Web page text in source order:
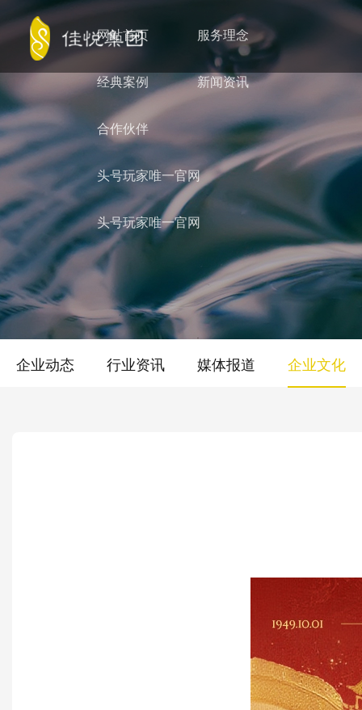
网站首页 服务理念
经典案例 新闻资讯
合作伙伴
头号玩家唯一官网
头号玩家唯一官网
企业动态 行业资讯 媒体报道 企业文化